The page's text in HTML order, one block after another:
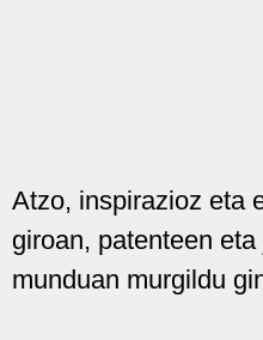
Atzo, inspirazioz eta
giroan, patenteen
munduan murgildu